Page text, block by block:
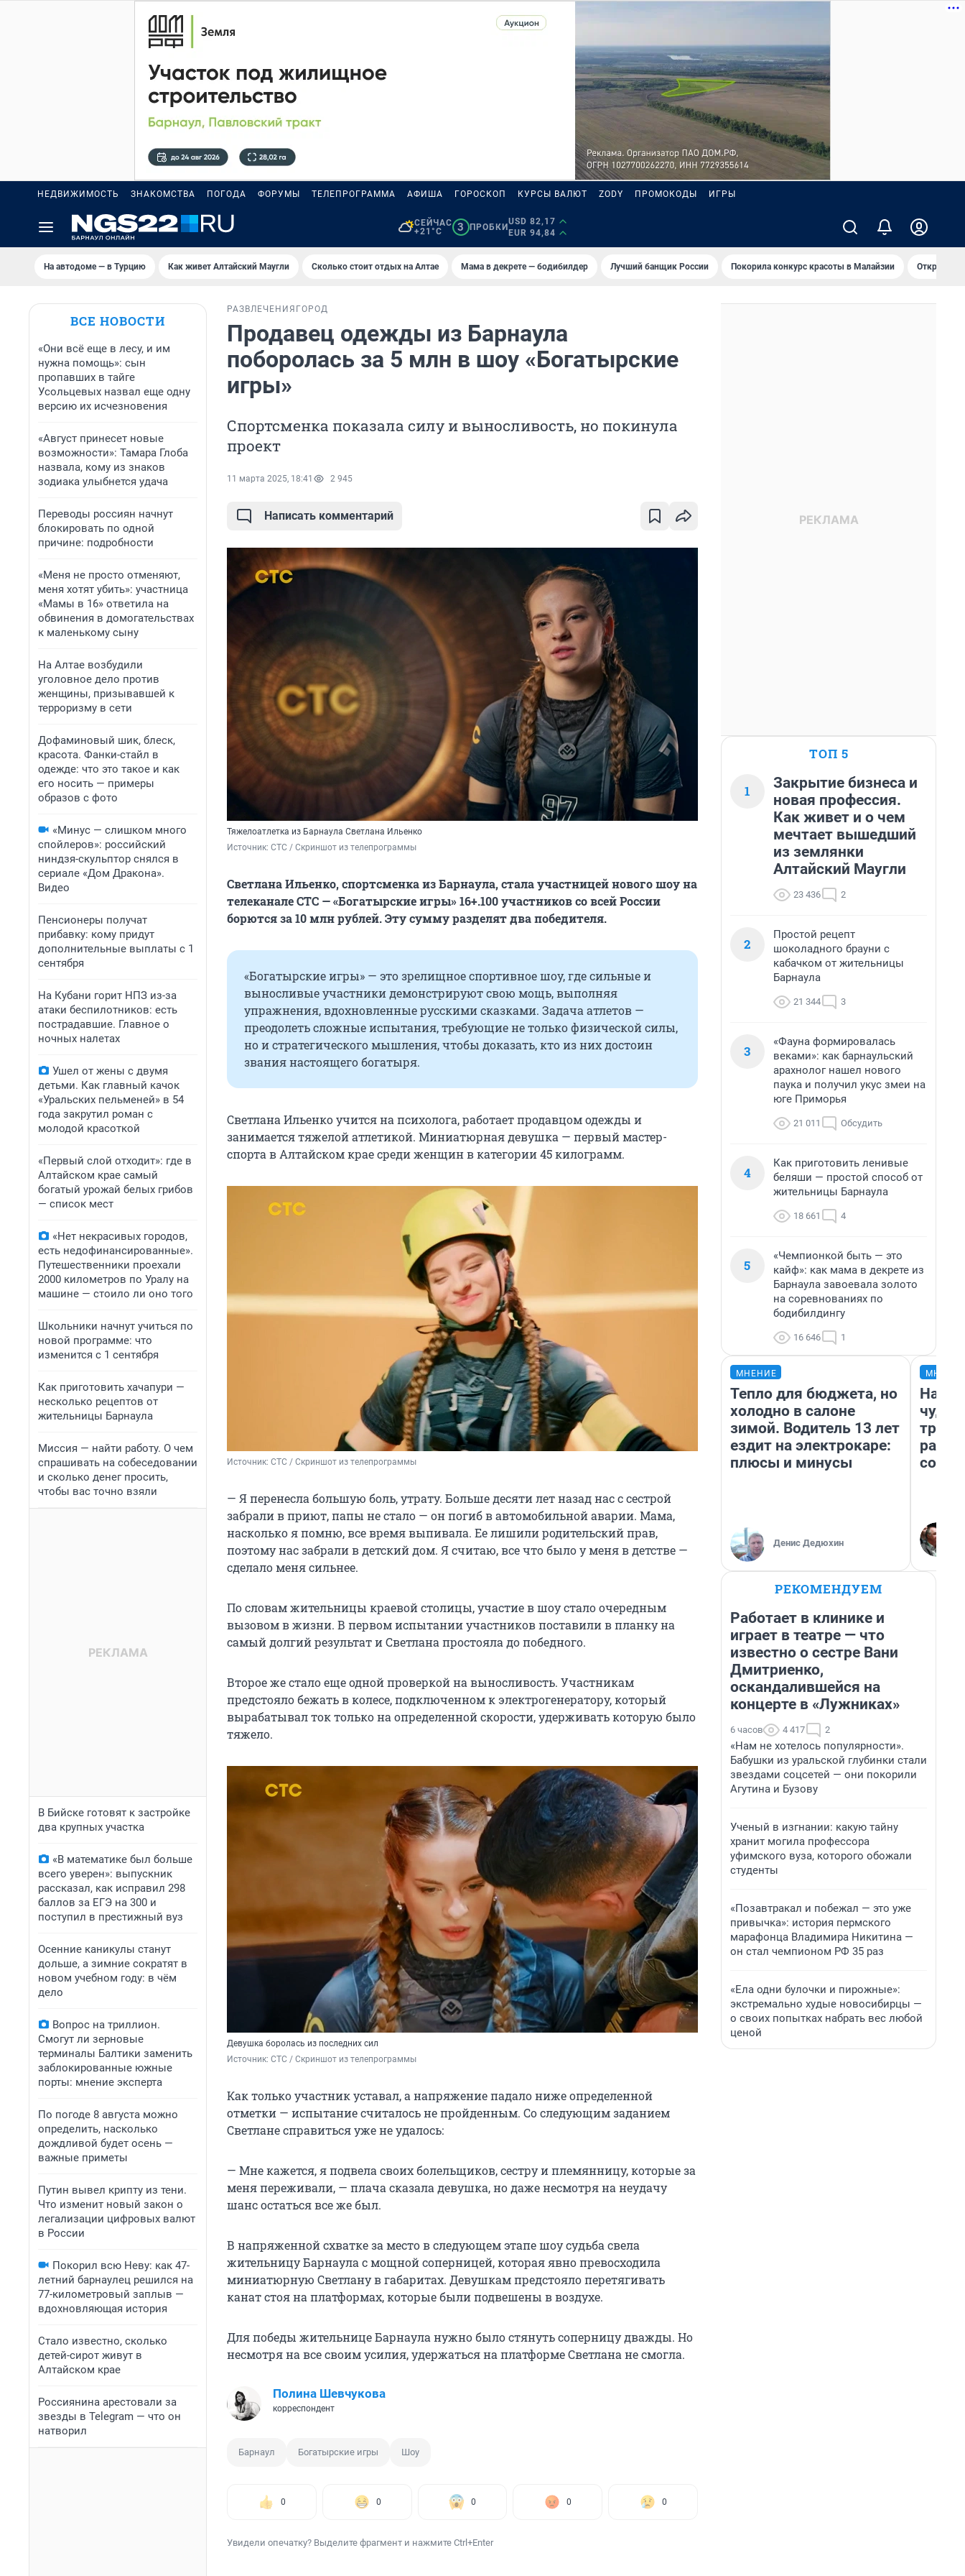
НЕДВИЖИМОСТЬ ЗНАКОМСТВА ПОГОДА ФОРУМЫ ТЕЛЕПРОГРАММА АФИША ГОРОСКОП КУРСЫ ВАЛЮТ ZODY ПРОМОКОДЫ ИГРЫ
СЕЙЧАС
+21°C
3 ПРОБКИ
USD 82,17
EUR 94,84
На автодоме — в Турцию Как живет Алтайский Маугли Сколько стоит отдых на Алтае Мама в декрете — бодибилдер Лучший банщик России Покорила конкурс красоты в Малайзии Открыл
ВСЕ НОВОСТИ
«Они всё еще в лесу, и им
нужна помощь»: сын
пропавших в тайге
Усольцевых назвал еще одну
версию их исчезновения
«Август принесет новые
возможности»: Тамара Глоба
назвала, кому из знаков
зодиака улыбнется удача
Переводы россиян начнут
блокировать по одной
причине: подробности
«Меня не просто отменяют,
меня хотят убить»: участница
«Мамы в 16» ответила на
обвинения в домогательствах
к маленькому сыну
На Алтае возбудили
уголовное дело против
женщины, призывавшей к
терроризму в сети
Дофаминовый шик, блеск,
красота. Фанки-стайл в
одежде: что это такое и как
его носить — примеры
образов с фото
«Минус — слишком много
спойлеров»: российский
ниндзя-скульптор снялся в
сериале «Дом Дракона».
Видео
Пенсионеры получат
прибавку: кому придут
дополнительные выплаты с 1
сентября
На Кубани горит НПЗ из-за
атаки беспилотников: есть
пострадавшие. Главное о
ночных налетах
Ушел от жены с двумя
детьми. Как главный качок
«Уральских пельменей» в 54
года закрутил роман с
молодой красоткой
«Первый слой отходит»: где в
Алтайском крае самый
богатый урожай белых грибов
— список мест
«Нет некрасивых городов,
есть недофинансированные».
Путешественники проехали
2000 километров по Уралу на
машине — стоило ли оно того
Школьники начнут учиться по
новой программе: что
изменится с 1 сентября
Как приготовить хачапури —
несколько рецептов от
жительницы Барнаула
Миссия — найти работу. О чем
спрашивать на собеседовании
и сколько денег просить,
чтобы вас точно взяли
В Бийске готовят к застройке
два крупных участка
«В математике был больше
всего уверен»: выпускник
рассказал, как исправил 298
баллов за ЕГЭ на 300 и
поступил в престижный вуз
Осенние каникулы станут
дольше, а зимние сократят в
новом учебном году: в чём
дело
Вопрос на триллион.
Смогут ли зерновые
терминалы Балтики заменить
заблокированные южные
порты: мнение эксперта
По погоде 8 августа можно
определить, насколько
дождливой будет осень —
важные приметы
Путин вывел крипту из тени.
Что изменит новый закон о
легализации цифровых валют
в России
Покорил всю Неву: как 47-
летний барнаулец решился на
77-километровый заплыв —
вдохновляющая история
Стало известно, сколько
детей-сирот живут в
Алтайском крае
Россиянина арестовали за
звезды в Telegram — что он
натворил
РАЗВЛЕЧЕНИЯ ГОРОД
Продавец одежды из Барнаула
поборолась за 5 млн в шоу «Богатырские
игры»
Спортсменка показала силу и выносливость, но покинула
проект
11 марта 2025, 18:41 2 945
Написать комментарий
Тяжелоатлетка из Барнаула Светлана Ильенко
Источник: СТС / Скриншот из телепрограммы
Светлана Ильенко, спортсменка из Барнаула, стала участницей нового шоу на
телеканале СТС — «Богатырские игры» 16+.100 участников со всей России
борются за 10 млн рублей. Эту сумму разделят два победителя.
«Богатырские игры» — это зрелищное спортивное шоу, где сильные и
выносливые участники демонстрируют свою мощь, выполняя
упражнения, вдохновленные русскими сказками. Задача атлетов —
преодолеть сложные испытания, требующие не только физической силы,
но и стратегического мышления, чтобы доказать, кто из них достоин
звания настоящего богатыря.
Светлана Ильенко учится на психолога, работает продавцом одежды и
занимается тяжелой атлетикой. Миниатюрная девушка — первый мастер-
спорта в Алтайском крае среди женщин в категории 45 килограмм.
Источник: СТС / Скриншот из телепрограммы
— Я перенесла большую боль, утрату. Больше десяти лет назад нас с сестрой
забрали в приют, папы не стало — он погиб в автомобильной аварии. Мама,
насколько я помню, все время выпивала. Ее лишили родительский прав,
поэтому нас забрали в детский дом. Я считаю, все что было у меня в детстве —
сделало меня сильнее.
По словам жительницы краевой столицы, участие в шоу стало очередным
вызовом в жизни. В первом испытании участников поставили в планку на
самый долгий результат и Светлана простояла до победного.
Второе же стало еще одной проверкой на выносливость. Участникам
предстояло бежать в колесе, подключенном к электрогенератору, который
вырабатывал ток только на определенной скорости, удерживать которую было
тяжело.
Девушка боролась из последних сил
Источник: СТС / Скриншот из телепрограммы
Как только участник уставал, а напряжение падало ниже определенной
отметки — испытание считалось не пройденным. Со следующим заданием
Светлане справиться уже не удалось:
— Мне кажется, я подвела своих болельщиков, сестру и племянницу, которые за
меня переживали, — плача сказала девушка, но даже несмотря на неудачу
шанс остаться все же был.
В напряженной схватке за место в следующем этапе шоу судьба свела
жительницу Барнаула с мощной соперницей, которая явно превосходила
миниатюрную Светлану в габаритах. Девушкам предстояло перетягивать
канат стоя на платформах, которые были подвешены в воздухе.
Для победы жительнице Барнаула нужно было стянуть соперницу дважды. Но
несмотря на все своим усилия, удержаться на платформе Светлана не смогла.
Полина Шевчукова
корреспондент
Барнаул Богатырские игры Шоу
0 0 0 0 0
Увидели опечатку? Выделите фрагмент и нажмите Ctrl+Enter
ТОП 5
1
Закрытие бизнеса и
новая профессия.
Как живет и о чем
мечтает вышедший
из землянки
Алтайский Маугли
23 436 2
2
Простой рецепт
шоколадного брауни с
кабачком от жительницы
Барнаула
21 344 3
3
«Фауна формировалась
веками»: как барнаульский
арахнолог нашел нового
паука и получил укус змеи на
юге Приморья
21 011 Обсудить
4
Как приготовить ленивые
беляши — простой способ от
жительницы Барнаула
18 661 4
5
«Чемпионкой быть — это
кайф»: как мама в декрете из
Барнаула завоевала золото
на соревнованиях по
бодибилдингу
16 646 1
МНЕНИЕ
Тепло для бюджета, но
холодно в салоне
зимой. Водитель 13 лет
ездит на электрокаре:
плюсы и минусы
Денис Дедюхин
РЕКОМЕНДУЕМ
Работает в клинике и
играет в театре — что
известно о сестре Вани
Дмитриенко,
оскандалившейся на
концерте в «Лужниках»
6 часов 4 417 2
«Нам не хотелось популярности».
Бабушки из уральской глубинки стали
звездами соцсетей — они покорили
Агутина и Бузову
Ученый в изгнании: какую тайну
хранит могила профессора
уфимского вуза, которого обожали
студенты
«Позавтракал и побежал — это уже
привычка»: история пермского
марафонца Владимира Никитина —
он стал чемпионом РФ 35 раз
«Ела одни булочки и пирожные»:
экстремально худые новосибирцы —
о своих попытках набрать вес любой
ценой